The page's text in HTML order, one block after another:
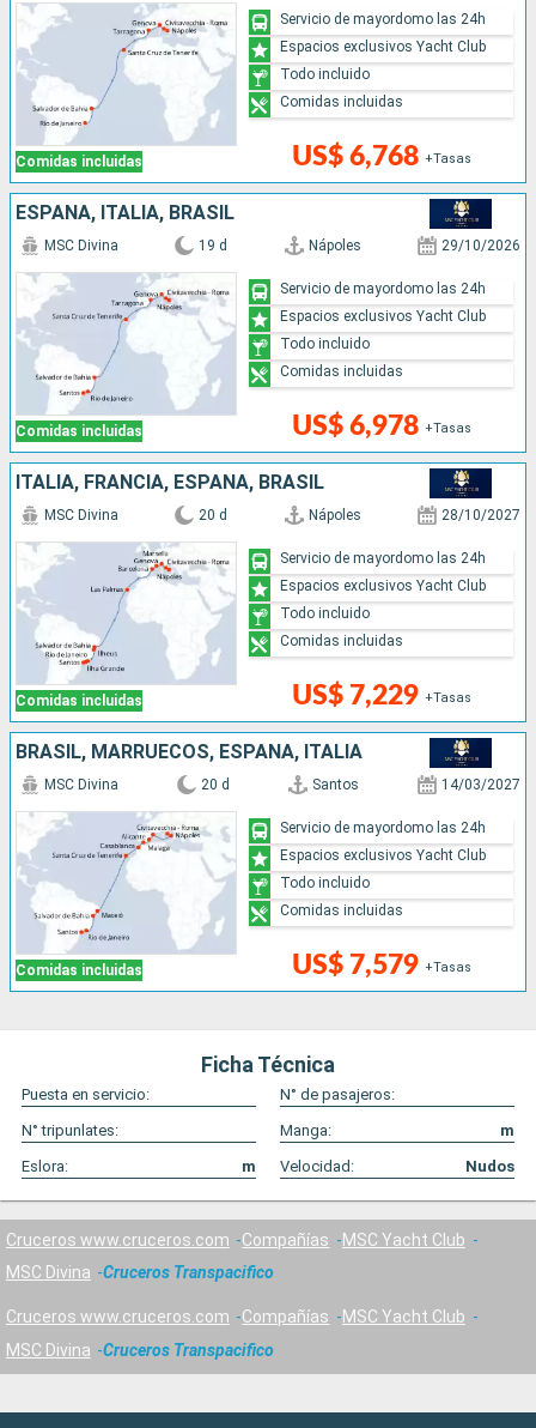
Comidas incluidas US$ 6,768 +Tasas
Servicio de mayordomo las 24h
Espacios exclusivos Yacht Club
Todo incluido
Comidas incluidas
ESPAÑA, ITALIA, BRASIL
Comidas incluidas
MSC Divina 19 d Nápoles 29/10/2026
US$ 6,978 +Tasas
Servicio de mayordomo las 24h
Espacios exclusivos Yacht Club
Todo incluido
Comidas incluidas
ITALIA, FRANCIA, ESPAÑA, BRASIL
Comidas incluidas
MSC Divina 20 d Nápoles 28/10/2027
US$ 7,229 +Tasas
Servicio de mayordomo las 24h
Espacios exclusivos Yacht Club
Todo incluido
Comidas incluidas
BRASIL, MARRUECOS, ESPAÑA, ITALIA
Comidas incluidas
MSC Divina 20 d Santos 14/03/2027
US$ 7,579 +Tasas
Servicio de mayordomo las 24h
Espacios exclusivos Yacht Club
Todo incluido
Comidas incluidas
Ficha Técnica
Puesta en servicio:
N° de pasajeros:
N° tripunlates:
Manga:
m
Eslora:
m Velocidad: Nudos
Cruceros www.cruceros.com Compañías
MSC Yacht Club
MSC Divina
Cruceros Transpacifico
Cruceros www.cruceros.com Compañías
MSC Yacht Club
MSC Divina
Cruceros Transpacifico